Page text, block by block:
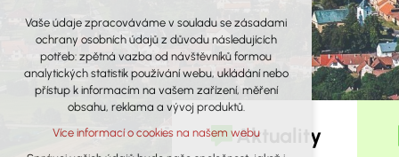
Aktuality
Technická cookies
nutná pro provozování webu
udržení kontextu stránek (session): případná
přihlášení, volby jazyka, apod.
analytická pro anonymizované
Vaše údaje zpracováváme v souladu se zásadami
ochrany osobních údajů z důvodu následujících
potřeb: zpětná vazba od návštěvníků formou
analytických statistik používání webu, ukládání nebo
přístup k informacím na vašem zařízení, měření
obsahu, reklama a vývoj produktů.
Více informací o cookies na našem webu